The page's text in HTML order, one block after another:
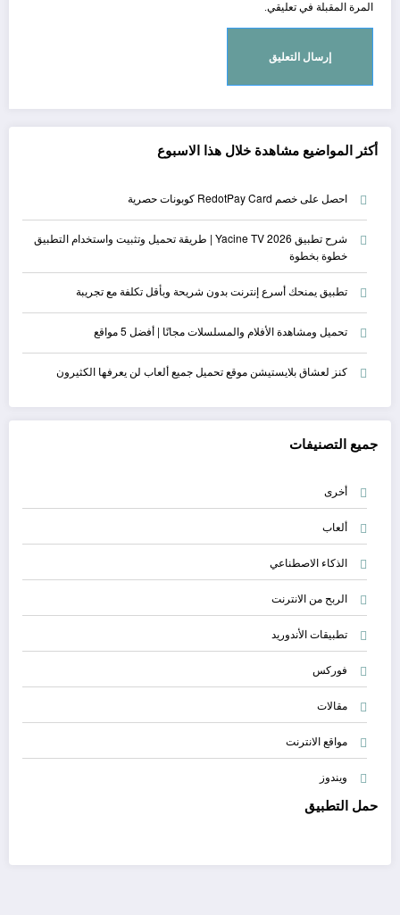
المرة المقبلة في تعليقي.
أكثر المواضيع مشاهدة خلال هذا الاسبوع
احصل على خصم RedotPay Card كوبونات حصرية
شرح تطبيق Yacine TV 2026 | طريقة تحميل وتثبيت واستخدام التطبيق
خطوة بخطوة
تطبيق يمنحك أسرع إنترنت بدون شريحة وبأقل تكلفة مع تجريبة
تحميل ومشاهدة الأفلام والمسلسلات مجانًا | أفضل 5 مواقع
كنز لعشاق بلايستيشن موقع تحميل جميع ألعاب لن يعرفها الكثيرون
جميع التصنيفات
أخرى
ألعاب
الذكاء الاصطناعي
الربح من الانترنت
تطبيقات الأندوريد
فوركس
مقالات
مواقع الانترنت
ويندوز
حمل التطبيق